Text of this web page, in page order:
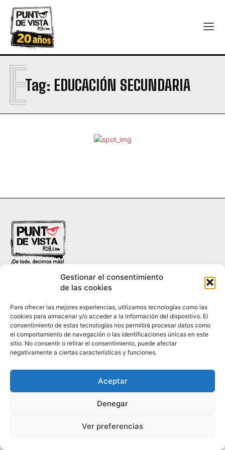
Gestionar el consentimiento
de las cookies
Para ofrecer las mejores experiencias, utilizamos tecnologías como las
cookies para almacenar y/o acceder a la información del dispositivo. El
consentimiento de estas tecnologías nos permitirá procesar datos como
el comportamiento de navegación o las identificaciones únicas en este
sitio. No consentir o retirar el consentimiento, puede afectar
negativamente a ciertas características y funciones.
Aceptar
Denegar
Ver preferencias
Tag: EDUCACIÓN SECUNDARIA
E
HISTORIA ¿QUIÉNES SOMOS? PODCAST CONTACTO DIRECTO
© 2026 puntodevistardb.com. Fundado el 25 de julio de 2007 /